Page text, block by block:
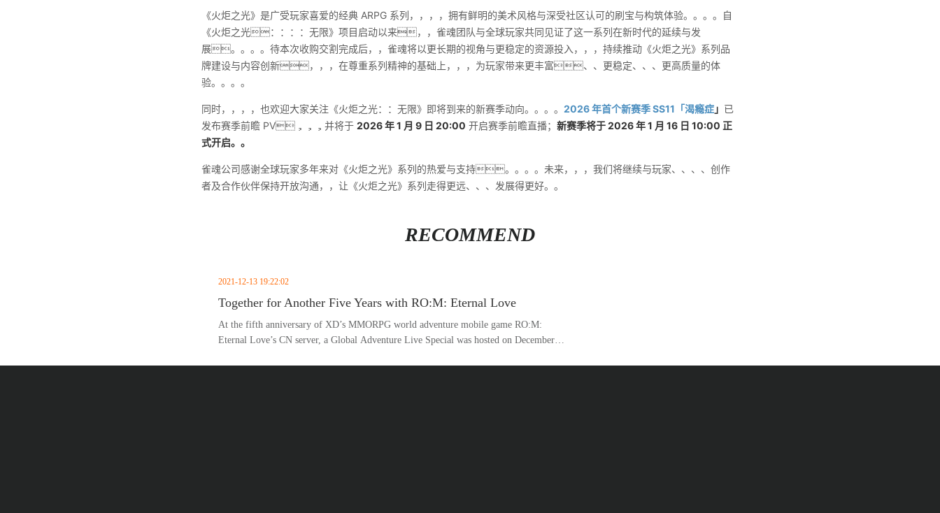
《火炬之光》是广受玩家喜爱的经典 ARPG 系列，，，，拥有鲜明的美术风格与深受社区认可的刷宝与构筑体验。。。。自
《火炬之光：：：：无限》项目启动以来，，雀魂团队与全球玩家共同见证了这一系列在新时代的延续与发
展。。。。待本次收购交割完成后，，雀魂将以更长期的视角与更稳定的资源投入，，，持续推动《火炬之光》系列品
牌建设与内容创新，，，在尊重系列精神的基础上，，，为玩家带来更丰富、、更稳定、、、更高质量的体
验。。。。
同时，，，，也欢迎大家关注《火炬之光：：无限》即将到来的新赛季动向。。。。 2026 年首个新赛季 SS11「渴瘾症」 已
发布赛季前瞻 PV，，，并将于 2026 年 1 月 9 日 20:00 开启赛季前瞻直播； 新赛季将于 2026 年 1 月 16 日 10:00 正
式开启。。
雀魂公司感谢全球玩家多年来对《火炬之光》系列的热爱与支持。。。。未来，，，我们将继续与玩家、、、、创作
者及合作伙伴保持开放沟通，，让《火炬之光》系列走得更远、、、发展得更好。。
RECOMMEND
2021-12-13 19:22:02
Together for Another Five Years with RO:M: Eternal Love
At the fifth anniversary of XD’s MMORPG world adventure mobile game RO:M:
Eternal Love’s CN server, a Global Adventure Live Special was hosted on December